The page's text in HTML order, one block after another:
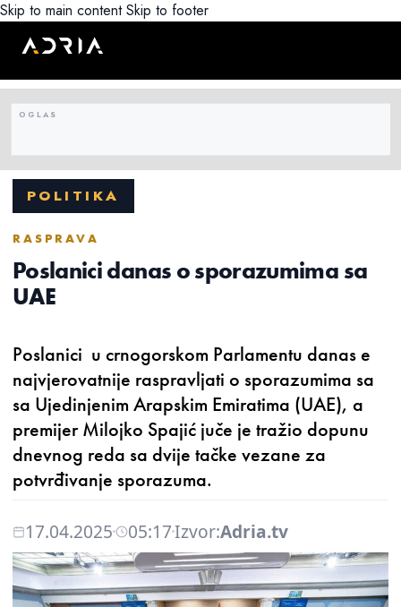
Skip to main content Skip to footer
POLITIKA
RASPRAVA
Poslanici danas o sporazumima sa
UAE
Poslanici u crnogorskom Parlamentu danas e
najvjerovatnije raspravljati o sporazumima sa
sa Ujedinjenim Arapskim Emiratima (UAE), a
premijer Milojko Spajić juče je tražio dopunu
dnevnog reda sa dvije tačke vezane za
potvrđivanje sporazuma.
17.04.2025 05:17Izvor:Adria.tv